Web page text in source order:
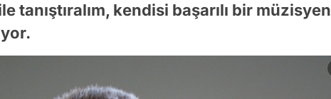
tanıştıralım, kendisi başarılı bir müzisyen